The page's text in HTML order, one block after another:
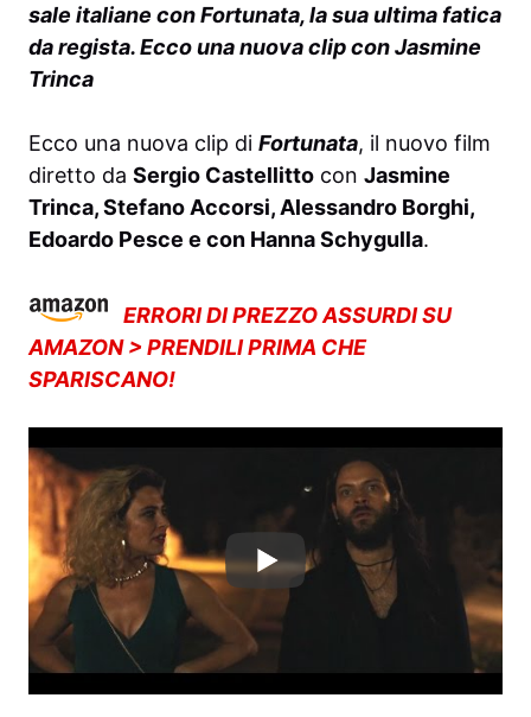
sale italiane con Fortunata, la sua ultima fatica
da regista. Ecco una nuova clip con Jasmine
Trinca
Ecco una nuova clip di Fortunata, il nuovo film
diretto da Sergio Castellitto con Jasmine
Trinca, Stefano Accorsi, Alessandro Borghi,
Edoardo Pesce e con Hanna Schygulla.
ERRORI DI PREZZO ASSURDI SU
AMAZON > PRENDILI PRIMA CHE
SPARISCANO!